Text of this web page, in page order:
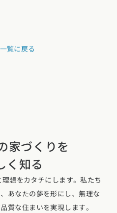
覧に戻る
家づくりを
く知る
想をカタチにします。私たち
あなたの夢を形にし、無理な
質な住まいを実現します。